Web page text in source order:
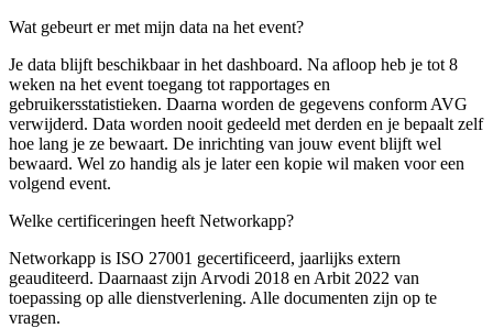
Wat gebeurt er met mijn data na het event?
Je data blijft beschikbaar in het dashboard. Na afloop heb je tot 8
weken na het event toegang tot rapportages en
gebruikersstatistieken. Daarna worden de gegevens conform AVG
verwijderd. Data worden nooit gedeeld met derden en je bepaalt zelf
hoe lang je ze bewaart. De inrichting van jouw event blijft wel
bewaard. Wel zo handig als je later een kopie wil maken voor een
volgend event.
Welke certificeringen heeft Networkapp?
Networkapp is ISO 27001 gecertificeerd, jaarlijks extern
geauditeerd. Daarnaast zijn Arvodi 2018 en Arbit 2022 van
toepassing op alle dienstverlening. Alle documenten zijn op te
vragen.